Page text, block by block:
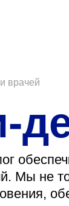
врачей
Мы не